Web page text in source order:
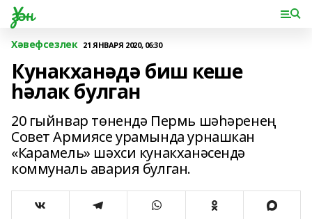
Үзән
Хәвефсезлек 21 ЯНВАРЯ 2020, 06:30
Кунакханәдә биш кеше
һәлак булган
20 гыйнвар төнендә Пермь шәһәренең
Совет Армиясе урамында урнашкан
«Карамель» шәхси кунакханәсендә
коммуналь авария булган.